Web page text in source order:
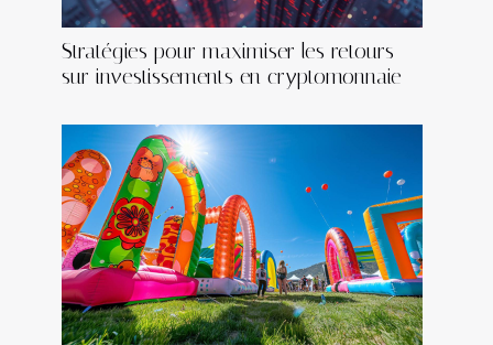
Stratégies pour maximiser les retours
sur investissements en cryptomonnaie